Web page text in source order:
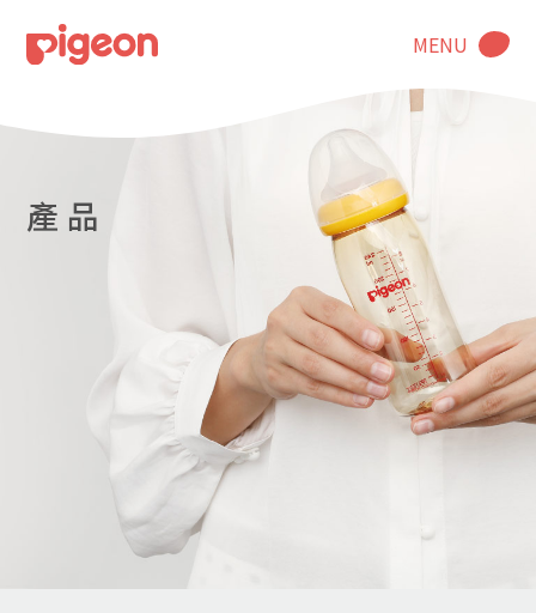
MENU
產 品